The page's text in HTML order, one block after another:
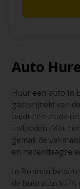
Auto
Huur een auto in
gastvrijheid van
biedt een
invloeden. Met
gemak de
en hedendaagse
In Bremen bieden
de huurauto kunt